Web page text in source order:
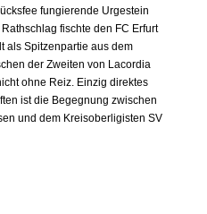
fungierende Urgestein
fischte den FC Erfurt
als Spitzenpartie aus dem
der Zweiten von Lacordia
ohne Reiz. Einzig direktes
ist die Begegnung zwischen
und dem Kreisoberligisten SV